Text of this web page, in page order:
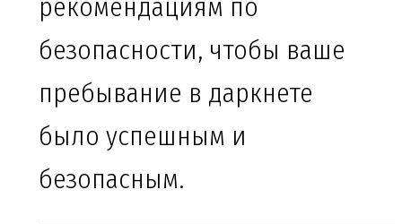
рекомендациям по
безопасности, чтобы ваше
пребывание в даркнете
было успешным и
безопасным.